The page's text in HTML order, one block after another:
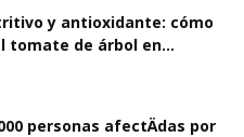
y antioxidante: cómo
tomate de árbol en...
personas afectÄdas por